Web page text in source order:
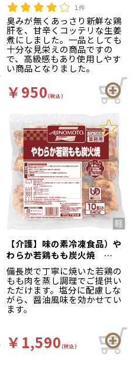
1件
臭みが無くあっさり新鮮な鶏
肝を、甘辛くコッテリな生姜
煮にしました。一品としても
十分な見栄えの商品ですの
で、高級感もあり使用しやす
い商品となりました。
￥950(税込)
【介護】味の素冷凍食品）や
わらか若鶏もも炭火焼
540g（10個入）
備長炭で丁寧に焼いた若鶏の
もも肉を蒸し調理でご提供い
ただけます。塩分に配慮しな
がら、醤油風味を効かせてい
ます。
￥1,590(税込)